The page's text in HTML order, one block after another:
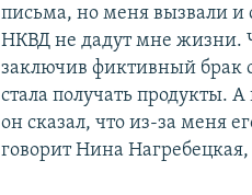
письма, но меня вызвали и
НКВД не дадут мне жизни.
заключив фиктивный брак
стала получать продукты.
он сказал, что из-за меня
говорит Нина